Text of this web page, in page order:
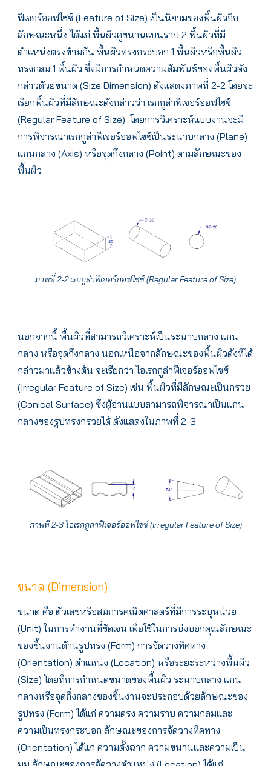
ฟีเจอร์ออฟไซซ์ (Feature of Size) เป็นนิยามของพื้นผิวอีก
ลักษณะหนึ่ง ได้แก่ พื้นผิวคู่ขนานแบนราบ 2 พื้นผิวที่มี
ตำแหน่งตรงข้ามกัน พื้นผิวทรงกระบอก 1 พื้นผิวหรือพื้นผิว
ทรงกลม 1 พื้นผิว ซึ่งมีการกำหนดความสัมพันธ์ของพื้นผิวดัง
กล่าวด้วยขนาด (Size Dimension) ดังแสดงภาพที่ 2-2 โดยจะ
เรียกพื้นผิวที่มีลักษณะดังกล่าวว่า เรกกูล่าฟีเจอร์ออฟไซซ์
(Regular Feature of Size) โดยการวิเคราะห์แบบงานจะมี
การพิจารณาเรกกูล่าฟีเจอร์ออฟไซซ์เป็นระนาบกลาง (Plane)
แกนกลาง (Axis) หรือจุดกึ่งกลาง (Point) ตามลักษณะของ
พื้นผิว
ภาพที่ 2-2 เรกกูล่าฟีเจอร์ออฟไซซ์ (Regular Feature of Size)
นอกจากนี้ พื้นผิวที่สามารถวิเคราะห์เป็นระนาบกลาง แกน
กลาง หรือจุดกึ่งกลาง นอกเหนือจากลักษณะของพื้นผิวดังที่ได้
กล่าวมาแล้วข้างต้น จะเรียกว่า ไอเรกกูล่าฟีเจอร์ออฟไซซ์
(Irregular Feature of Size) เช่น พื้นผิวที่มีลักษณะเป็นกรวย
(Conical Surface) ซึ่งผู้อ่านแบบสามารถพิจารณาเป็นแกน
กลางของรูปทรงกรวยได้ ดังแสดงในภาพที่ 2-3
ภาพที่ 2-3 ไอเรกกูล่าฟีเจอร์ออฟไซซ์ (Irregular Feature of Size)
ขนาด (Dimension)
ขนาด คือ ตัวเลขหรือสมการคณิตศาสตร์ที่มีการระบุหน่วย
(Unit) ในการทำงานที่ชัดเจน เพื่อใช้ในการบ่งบอกคุณลักษณะ
ของชิ้นงานด้านรูปทรง (Form) การจัดวางทิศทาง
(Orientation) ตำแหน่ง (Location) หรือระยะระหว่างพื้นผิว
(Size) โดยที่การกำหนดขนาดของพื้นผิว ระนาบกลาง แกน
กลางหรือจุดกึ่งกลางของชิ้นงานจะประกอบด้วยลักษณะของ
รูปทรง (Form) ได้แก่ ความตรง ความราบ ความกลมและ
ความเป็นทรงกระบอก ลักษณะของการจัดวางทิศทาง
(Orientation) ได้แก่ ความตั้งฉาก ความขนานและความเป็น